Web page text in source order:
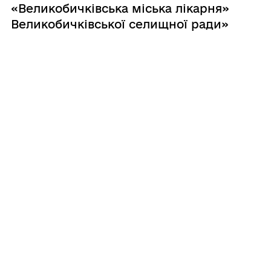
«Великобичківська міська лікарня»
Великобичківської селищної ради»